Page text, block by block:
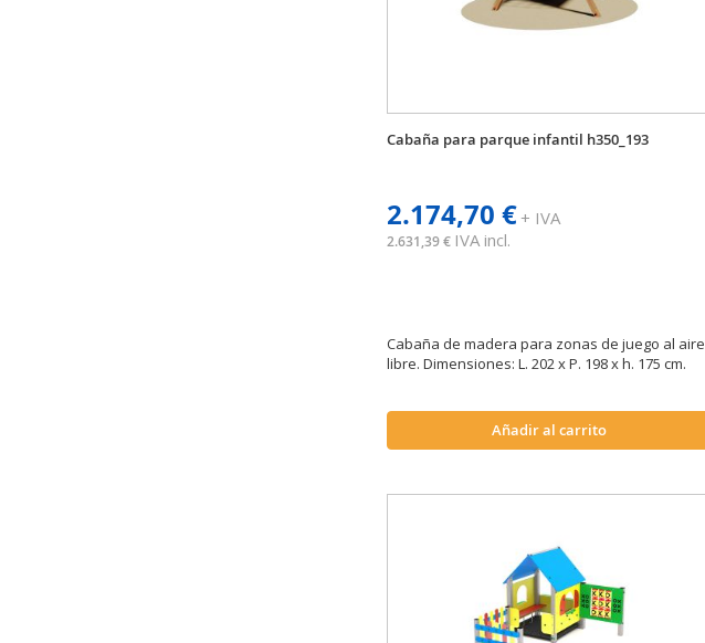
Cabaña para parque infantil h350_193
2.174,70 €+ IVA
2.631,39 € IVA incl.
Cabaña de madera para zonas de juego al aire
libre. Dimensiones: L. 202 x P. 198 x h. 175 cm.
Añadir al carrito